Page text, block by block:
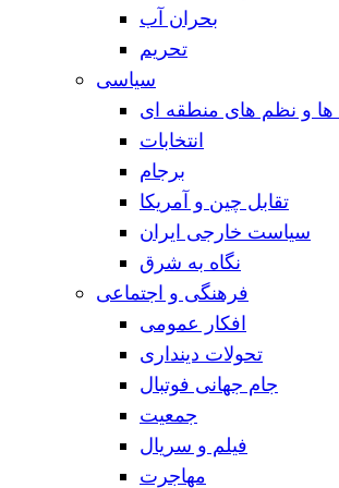
بحران آب
تحریم
سیاسی
ها و نظم های منطقه ای
انتخابات
برجام
تقابل چین و آمریکا
سیاست خارجی ایران
نگاه به شرق
فرهنگی و اجتماعی
افکار عمومی
تحولات دینداری
جام جهانی فوتبال
جمعیت
فیلم و سریال
مهاجرت